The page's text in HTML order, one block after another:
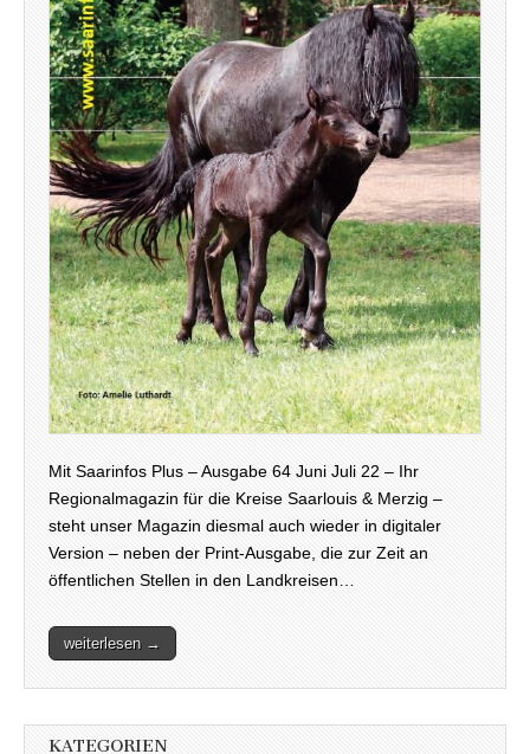
Mit Saarinfos Plus – Ausgabe 64 Juni Juli 22 – Ihr
Regionalmagazin für die Kreise Saarlouis & Merzig –
steht unser Magazin diesmal auch wieder in digitaler
Version – neben der Print-Ausgabe, die zur Zeit an
öffentlichen Stellen in den Landkreisen…
weiterlesen →
KATEGORIEN